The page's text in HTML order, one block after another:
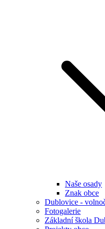
Naše osady
Znak obce
Dublovice -
Fotogalerie
Základní škola